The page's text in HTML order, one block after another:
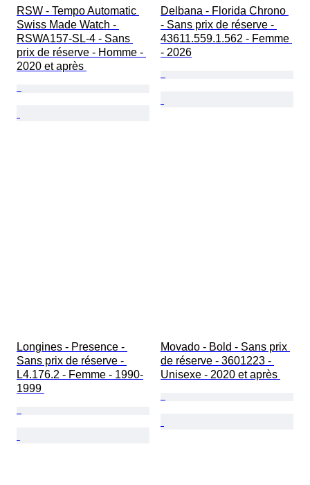
RSW - Tempo Automatic
Swiss Made Watch -
RSWA157-SL-4 - Sans
prix de réserve - Homme -
2020 et après
Delbana - Florida Chrono
- Sans prix de réserve -
43611.559.1.562 - Femme
- 2026
Longines - Presence -
Sans prix de réserve -
L4.176.2 - Femme - 1990-
1999
Movado - Bold - Sans prix
de réserve - 3601223 -
Unisexe - 2020 et après